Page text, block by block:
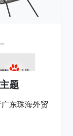
题
东珠海外贸